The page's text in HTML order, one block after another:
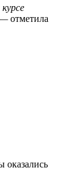
—отметила
оказались